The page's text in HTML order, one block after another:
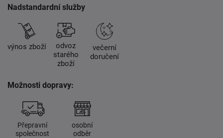
Nadstandardní služby
výnos zboží
odvoz
starého
zboží
večerní
doručení
Možnosti dopravy:
Přepravní
společnost
osobní
odběr